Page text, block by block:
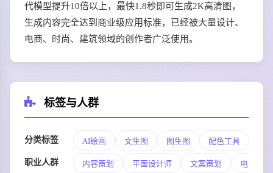
代模型提升10倍以上，最快1.8秒即可生成2K高清图，
生成内容完全达到商业级应用标准，已经被大量设计、
电商、时尚、建筑领域的创作者广泛使用。
标签与人群
分类标签 AI绘画 文生图 图生图 配色工具
职业人群 内容策划 平面设计师 文案策划 电商运营